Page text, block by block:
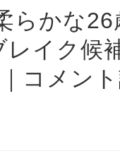
らかな
イク候
コメン